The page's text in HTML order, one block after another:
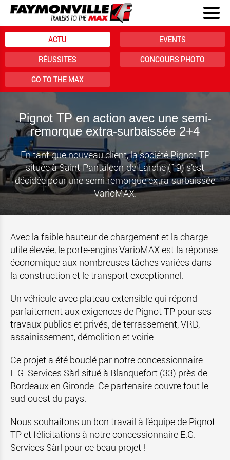
ACTU EVENTS
RÉUSSITES CONCOURS PHOTO
GO TO THE MAX
Pignot TP en action avec une semi-
remorque extra-surbaissée 2+4
En tant que nouveau client, la société Pignot TP
située à Saint-Pantaleon-de-Larche (19) s’est
décidée pour une semi-remorque extra-surbaissée
VarioMAX.
Avec la faible hauteur de chargement et la charge
utile élevée, le porte-engins VarioMAX est la réponse
économique aux nombreuses tâches variées dans
la construction et le transport exceptionnel.
Un véhicule avec plateau extensible qui répond
parfaitement aux exigences de Pignot TP pour ses
travaux publics et privés, de terrassement, VRD,
assainissement, démolition et voirie.
Ce projet a été bouclé par notre concessionnaire
E.G. Services Sàrl situé à Blanquefort (33) près de
Bordeaux en Gironde. Ce partenaire couvre tout le
sud-ouest du pays.
Nous souhaitons un bon travail à l’équipe de Pignot
TP et félicitations à notre concessionnaire E.G.
Services Sàrl pour ce beau projet !